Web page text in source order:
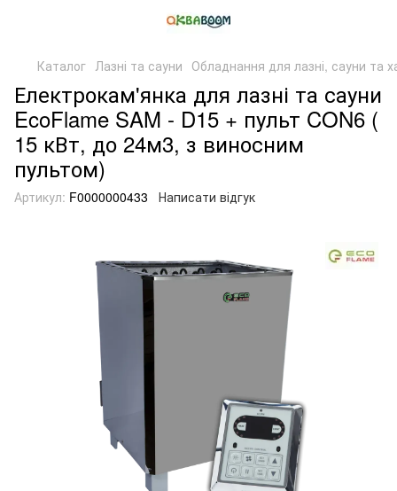
Каталог Лазні та сауни Обладнання для лазні, сауни та
Електрокам'янка для лазні та сауни
EcoFlame SAM - D15 + пульт CON6 (
15 кВт, до 24м3, з виносним
пультом)
Артикул: F0000000433 Написати відгук